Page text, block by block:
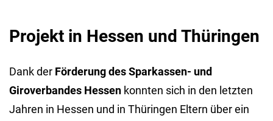
Projekt in Hessen und Thüringen
Dank der Förderung des Sparkassen- und
Giroverbandes Hessen konnten sich in den letzten
Jahren in Hessen und in Thüringen Eltern über ein